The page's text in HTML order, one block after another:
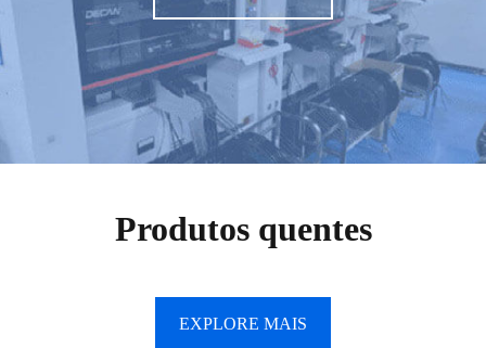
Produtos quentes
EXPLORE MAIS